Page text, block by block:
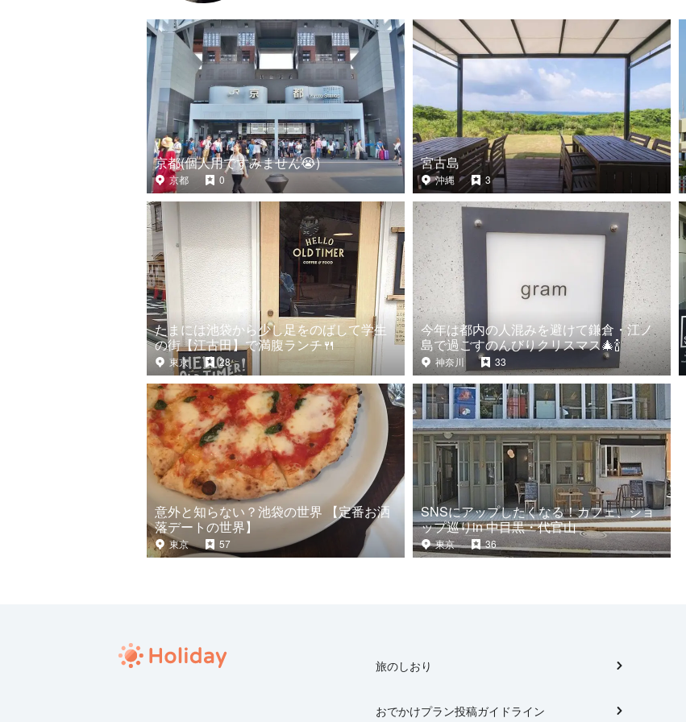
京都(個人用ですみません😭)
京都 0
宮古島
沖縄 3
たまには池袋から少し足をのばして学生
の街【江古田】で満腹ランチ🍴
東京 28
今年は都内の人混みを避けて鎌倉・江ノ
島で過ごすのんびりクリスマス🎄🍾
神奈川 33
意外と知らない？池袋の世界 【定番お洒
落デートの世界】
東京 57
SNSにアップしたくなる！カフェ、ショ
ップ巡りin 中目黒・代官山
東京 36
旅のしおり
おでかけプラン投稿ガイドライン